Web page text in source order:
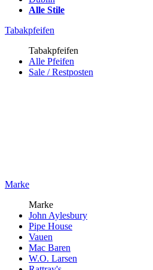
Alle Stile
Tabakpfeifen
Tabakpfeifen
Alle Pfeifen
Sale / Restposten
Marke
Marke
John Aylesbury
Pipe House
Vauen
Mac Baren
W.O. Larsen